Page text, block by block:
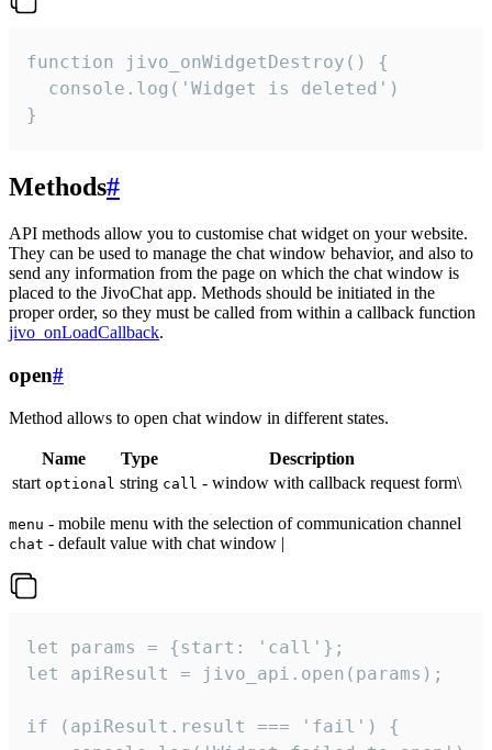
function jivo_onWidgetDestroy() {
  console.log('Widget is deleted')
}
Methods#
API methods allow you to customise chat widget on your website.
They can be used to manage the chat window behavior, and also to
send any information from the page on which the chat window is
placed to the JivoChat app. Methods should be initiated in the
proper order, so they must be called from within a callback function
jivo_onLoadCallback.
open#
Method allows to open chat window in different states.
Name Type
Description
start optional string call - window with callback request form\
menu - mobile menu with the selection of communication channel
chat - default value with chat window |
let params = {start: 'call'};
let apiResult = jivo_api.open(params);
if (apiResult.result === 'fail') {